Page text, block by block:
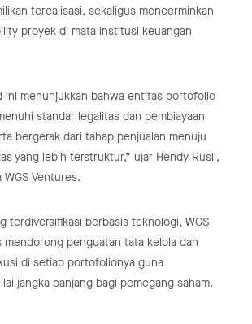
terealisasi, sekaligus mencerminkan
proyek di mata institusi keuangan
ini menunjukkan bahwa entitas portofolio
standar legalitas dan pembiayaan
bergerak dari tahap penjualan menuju
yang lebih terstruktur,” ujar Hendy Rusli,
Ventures.
terdiversifikasi berbasis teknologi, WGS
penguatan tata kelola dan
di setiap portofolionya guna
jangka panjang bagi pemegang saham.